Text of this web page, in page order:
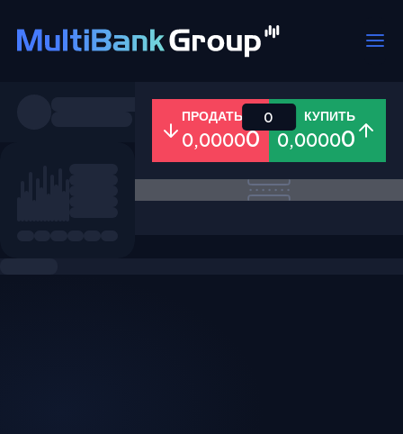
Все Форекс Металлы
ПРОДАТЬ
0,00000
КУПИТЬ
0,00000
0